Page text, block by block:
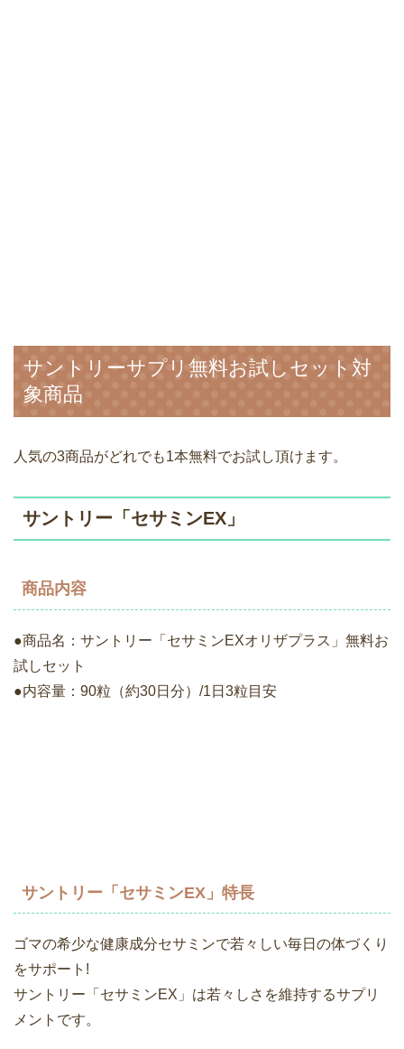
サントリーサプリ無料お試しセット対
象商品
人気の3商品がどれでも1本無料でお試し頂けます。
サントリー「セサミンEX」
商品内容
●商品名：サントリー「セサミンEXオリザプラス」無料お
試しセット
●内容量：90粒（約30日分）/1日3粒目安
サントリー「セサミンEX」特長
ゴマの希少な健康成分セサミンで若々しい毎日の体づくり
をサポート!
サントリー「セサミンEX」は若々しさを維持するサプリ
メントです。